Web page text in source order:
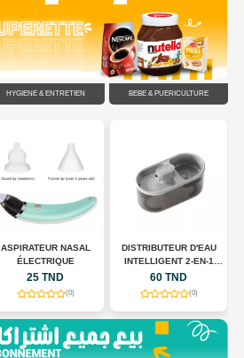
HYGIÈNE & ENTRETIEN BÉBÉ & PUÉRICULTURE
ASPIRATEUR NASAL
ÉLECTRIQUE
25 TND
(0)
DISTRIBUTEUR D'EAU
INTELLIGENT 2-EN-1
POUR CHIENS ET CHATS
60 TND
(0)